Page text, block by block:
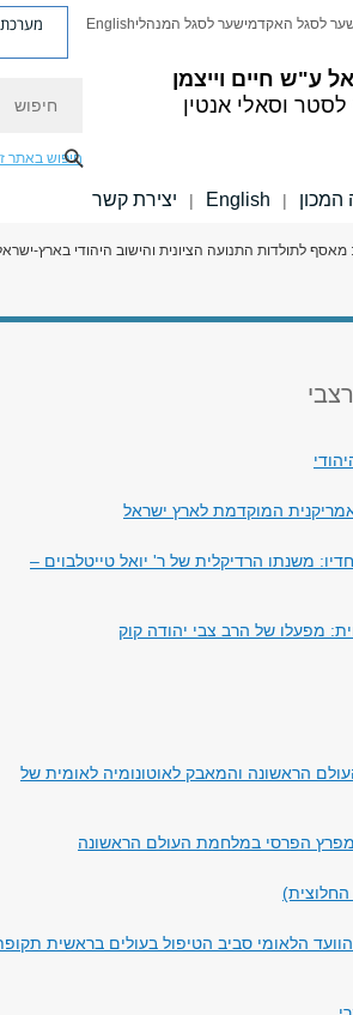
ע"ש חיים וייצמן
וסאלי אנטין
לסגל האקדמישער לסגל המנהליEnglish מערכת
חיפוש באתר
המכון |
English
| יצירת קשר
מאסף לתולדות התנועה הציונית והישוב היהודי בארץ-
המוקדמת לארץ ישראל
משנתו הרדיקלית של ר' יואל טייטלבוים –
מפעלו של הרב צבי יהודה קוק
הראשונה והמאבק לאוטונומיה לאומית של
הפרסי במלחמת העולם הראשונה
הלאומי סביב הטיפול בעולים בראשית